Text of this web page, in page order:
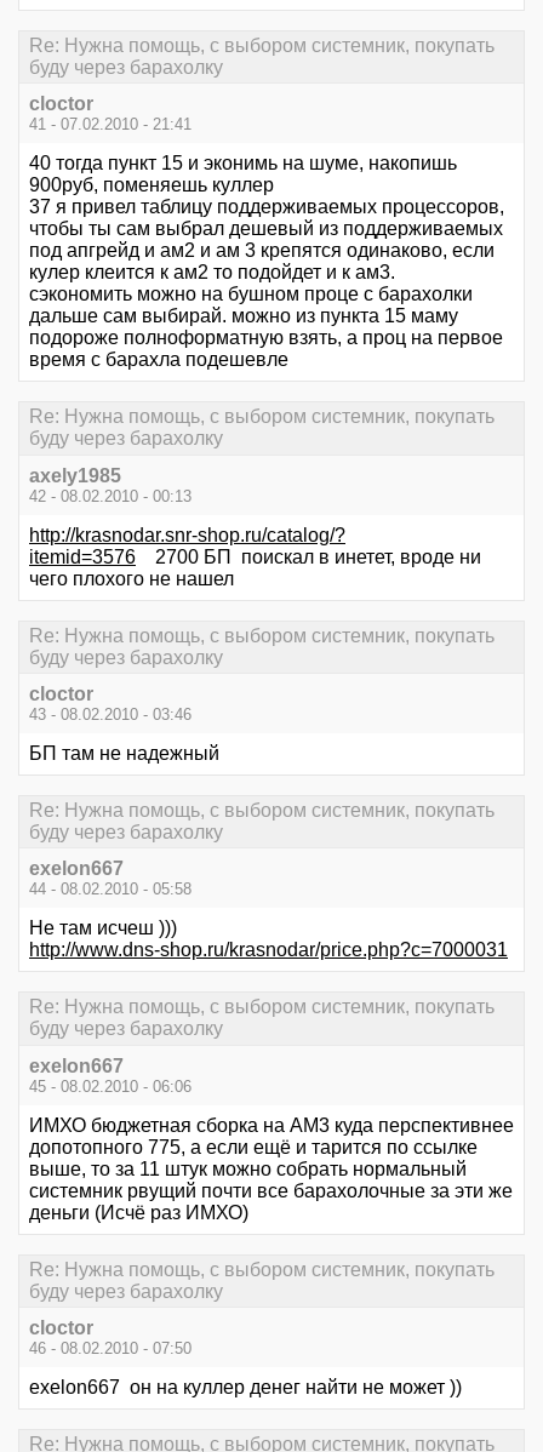
Re: Нужна помощь, с выбором системник, покупать
буду через барахолку
cloctor
41 - 07.02.2010 - 21:41
40 тогда пункт 15 и эконимь на шуме, накопишь
900руб, поменяешь куллер
37 я привел таблицу поддерживаемых процессоров,
чтобы ты сам выбрал дешевый из поддерживаемых
под апгрейд и ам2 и ам 3 крепятся одинаково, если
кулер клеится к ам2 то подойдет и к ам3.
сэкономить можно на бушном проце с барахолки
дальше сам выбирай. можно из пункта 15 маму
подороже полноформатную взять, а проц на первое
время с барахла подешевле
Re: Нужна помощь, с выбором системник, покупать
буду через барахолку
axely1985
42 - 08.02.2010 - 00:13
http://krasnodar.snr-shop.ru/catalog/?
itemid=3576 2700 БП поискал в инетет, вроде ни
чего плохого не нашел
Re: Нужна помощь, с выбором системник, покупать
буду через барахолку
cloctor
43 - 08.02.2010 - 03:46
БП там не надежный
Re: Нужна помощь, с выбором системник, покупать
буду через барахолку
exelon667
44 - 08.02.2010 - 05:58
Не там исчеш )))
http://www.dns-shop.ru/krasnodar/price.php?c=7000031
Re: Нужна помощь, с выбором системник, покупать
буду через барахолку
exelon667
45 - 08.02.2010 - 06:06
ИМХО бюджетная сборка на АМ3 куда перспективнее
допотопного 775, а если ещё и тарится по ссылке
выше, то за 11 штук можно собрать нормальный
системник рвущий почти все барахолочные за эти же
деньги (Исчё раз ИМХО)
Re: Нужна помощь, с выбором системник, покупать
буду через барахолку
cloctor
46 - 08.02.2010 - 07:50
exelon667 он на куллер денег найти не может ))
Re: Нужна помощь, с выбором системник, покупать